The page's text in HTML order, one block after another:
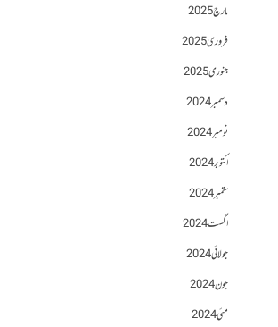
مارچ 2025
فروری 2025
جنوری 2025
دسمبر 2024
نومبر 2024
اکتوبر 2024
ستمبر 2024
اگست 2024
جولائی 2024
جون 2024
مئی 2024